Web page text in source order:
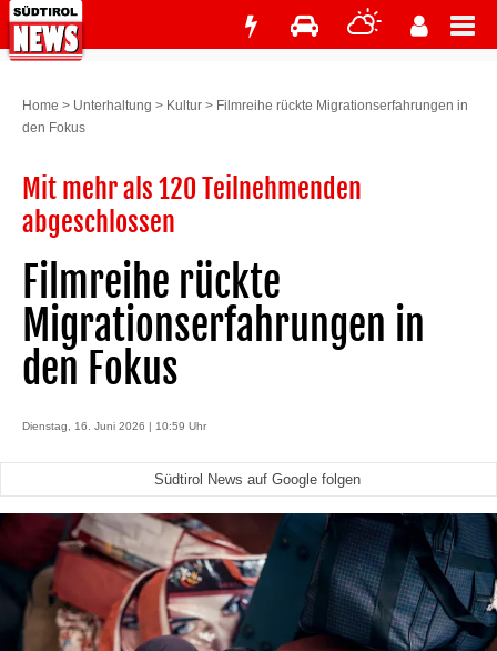
Home > Unterhaltung > Kultur > Filmreihe rückte Migrationserfahrungen in
den Fokus
Mit mehr als 120 Teilnehmenden
abgeschlossen
Filmreihe rückte
Migrationserfahrungen in
den Fokus
Dienstag, 16. Juni 2026 | 10:59 Uhr
Südtirol News auf Google folgen